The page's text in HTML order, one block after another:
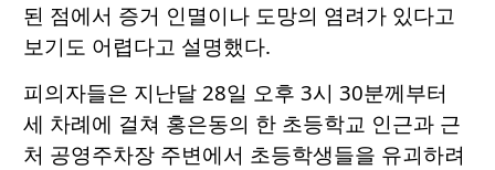
된 점에서 증거 인멸이나 도망의 염려가 있다고
보기도 어렵다고 설명했다.
피의자들은 지난달 28일 오후 3시 30분께부터
세 차례에 걸쳐 홍은동의 한 초등학교 인근과 근
처 공영주차장 주변에서 초등학생들을 유괴하려